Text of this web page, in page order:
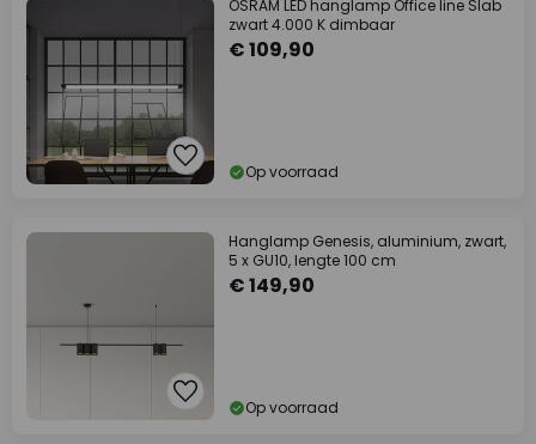
OSRAM LED hanglamp Office line Slab
zwart 4.000 K dimbaar
€ 109,90
Op voorraad
Hanglamp Genesis, aluminium, zwart,
5 x GU10, lengte 100 cm
€ 149,90
Op voorraad